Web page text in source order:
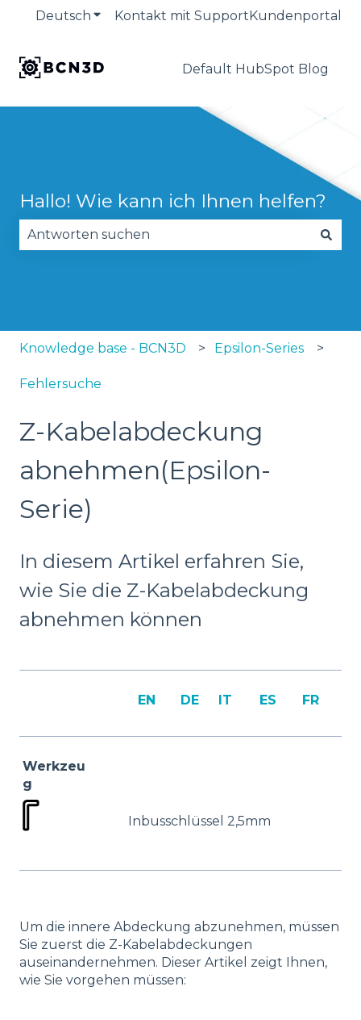
Deutsch Untermenü für Übersetzungen
Kontakt mit SupportKundenportal
Default HubSpot Blog
Hallo! Wie kann ich Ihnen helfen?
Knowledge base - BCN3D Epsilon-Series
Fehlersuche
Z-Kabelabdeckung
abnehmen(Epsilon-
Serie)
In diesem Artikel erfahren Sie,
wie Sie die Z-Kabelabdeckung
abnehmen können
EN DE IT ES FR
Werkzeu
g
Inbusschlüssel 2,5mm
Um die innere Abdeckung abzunehmen, müssen
Sie zuerst die Z-Kabelabdeckungen
auseinandernehmen. Dieser Artikel zeigt Ihnen,
wie Sie vorgehen müssen: